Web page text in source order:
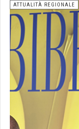
ATTUALITÀ REGIONALE